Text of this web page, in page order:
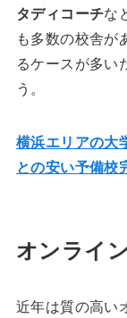
タディコーチな
も多数の校舎が
るケースが多い
う。
横浜エリアの大
との安い予備校
オンライ
近年は質の高い